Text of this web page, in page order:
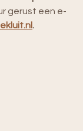
gerust een e-
.